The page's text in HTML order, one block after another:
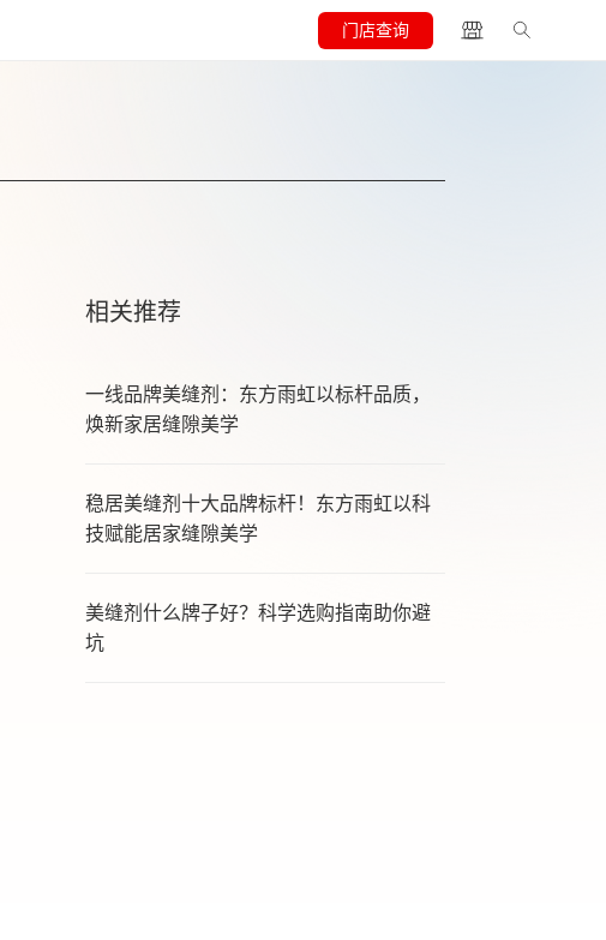
门店查询
相关推荐
一线品牌美缝剂：东方雨虹以标杆品质，
焕新家居缝隙美学
稳居美缝剂十大品牌标杆！东方雨虹以科
技赋能居家缝隙美学
美缝剂什么牌子好？科学选购指南助你避
坑